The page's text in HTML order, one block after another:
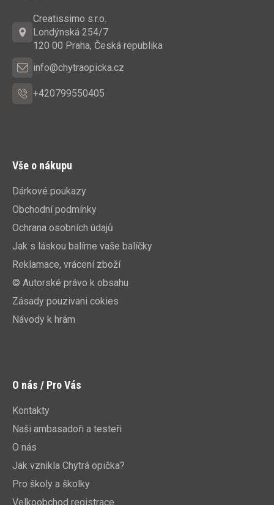
Creatissimo s.r.o.
Londýnská 254/7
120 00 Praha, Česká republika
info@chytraopicka.cz
+420799550405
Vše o nákupu
Dárkové poukazy
Obchodní podmínky
Ochrana osobních údajů
Jak s láskou balíme vaše balíčky
Reklamace, vrácení zboží
© Autorské právo k obsahu
Zásady pouzivani cokies
Návody k hrám
O nás / Pro Vás
Kontakty
Naši ambasadoři a testeři
O nás
Jak vznikla Chytrá opička?
Pro školy a školky
Velkoobchod registrace